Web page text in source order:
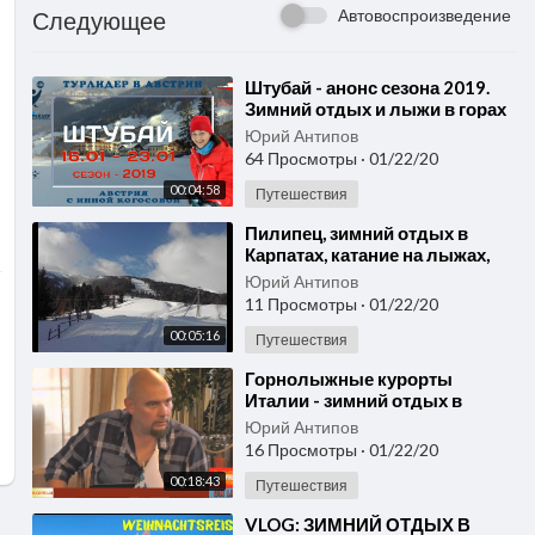
Следующее Автовоспроизведение
00:04:58
⁣Штубай - анонс сезона 2019.
Зимний отдых и лыжи в горах
Австрии.
Юрий Антипов
64 Просмотры · 01/22/20
Путешествия
00:05:16
⁣Пилипец, зимний отдых в
Карпатах, катание на лыжах,
февраль 2017 года
Юрий Антипов
11 Просмотры · 01/22/20
Путешествия
00:18:43
⁣Горнолыжные курорты
Италии - зимний отдых в
Европе. Где покататься на
лыжах, цены на ски-пасы
Юрий Антипов
16 Просмотры · 01/22/20
Путешествия
⁣VLOG: ЗИМНИЙ ОТДЫХ В